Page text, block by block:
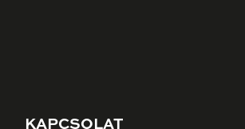
KAPCSOLAT